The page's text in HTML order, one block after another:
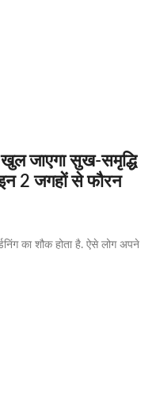
जाएगा सुख-समृद्धि
इन 2 जगहों से फौरन
का शौक होता है. ऐसे लोग अपने